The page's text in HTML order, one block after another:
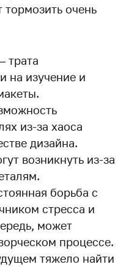
очень
трата
на изучение и
из-за хаоса
дизайна.
возникнуть из-за
борьба с
стресса и
может
процессе.
тяжело найти